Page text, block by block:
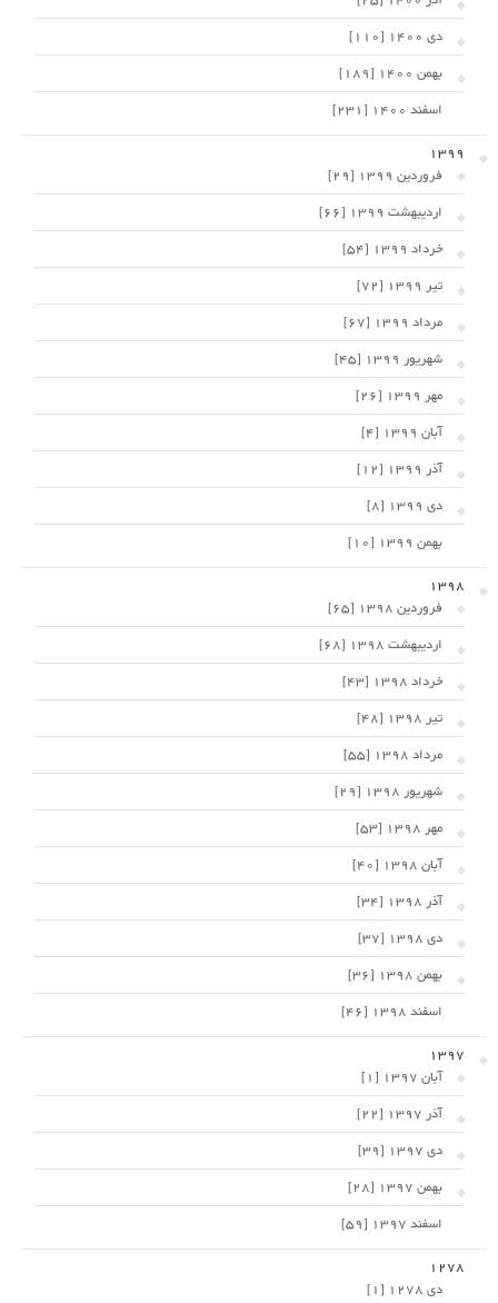
دی 1400 [110]
بهمن 1400 [189]
اسفند 1400 [231]
1399
فروردین 1399 [29]
اردیبهشت 1399 [66]
خرداد 1399 [54]
تیر 1399 [72]
مرداد 1399 [67]
شهریور 1399 [45]
مهر 1399 [26]
آبان 1399 [4]
آذر 1399 [12]
دی 1399 [8]
بهمن 1399 [10]
1398
فروردین 1398 [65]
اردیبهشت 1398 [68]
خرداد 1398 [43]
تیر 1398 [48]
مرداد 1398 [55]
شهریور 1398 [29]
مهر 1398 [53]
آبان 1398 [40]
آذر 1398 [34]
دی 1398 [37]
بهمن 1398 [36]
اسفند 1398 [46]
1397
آبان 1397 [1]
آذر 1397 [22]
دی 1397 [39]
بهمن 1397 [28]
اسفند 1397 [59]
1278
دی 1278 [1]